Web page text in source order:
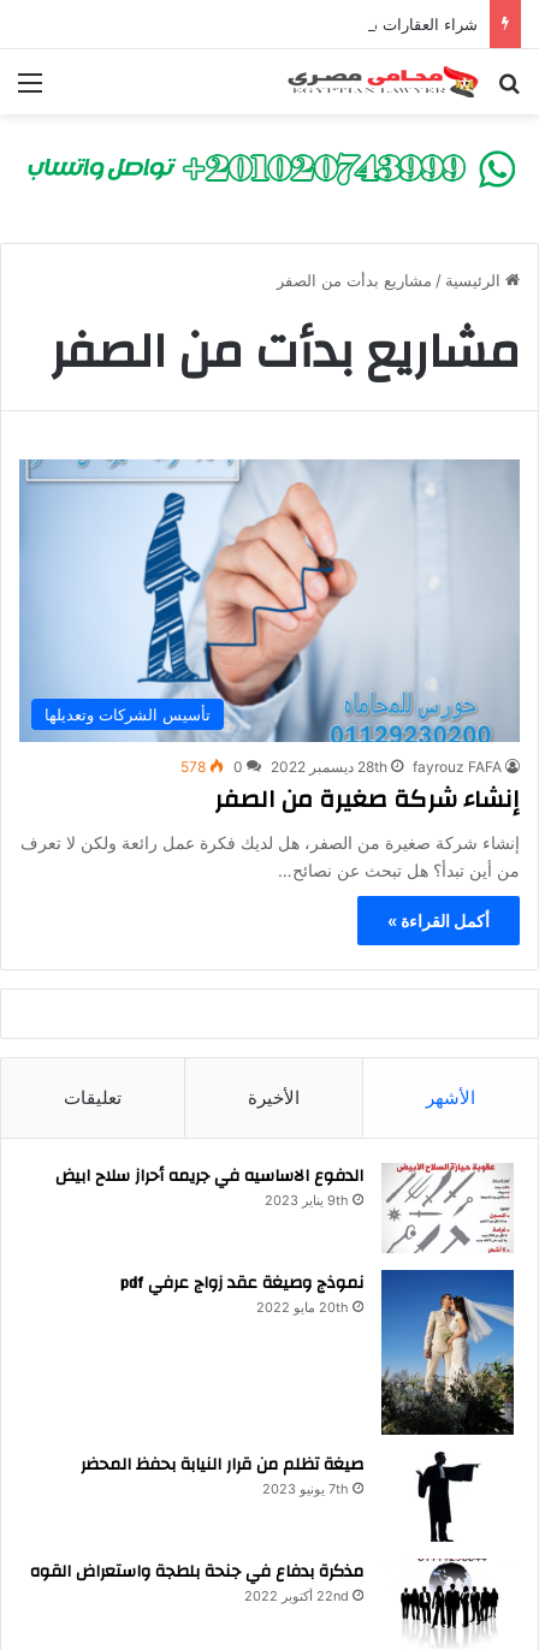
بحث عن
الرئيسية / مشاريع بدأت من الصفر
مشاريع بدأت من الصفر
تأسيس الشركات وتعديلها
fayrouz FAFA 28th ديسمبر 2022 0
578
إنشاء شركة صغيرة من الصفر
إنشاء شركة صغيرة من الصفر، هل لديك فكرة عمل رائعة ولكن لا تعرف
من أين تبدأ؟ هل تبحث عن نصائح…
أكمل القراءة »
الأشهر الأخيرة تعليقات
الدفوع الاساسيه في جريمه أحراز سلاح ابيض
9th يناير 2023
نموذج وصيغة عقد زواج عرفي pdf
20th مايو 2022
صيغة تظلم من قرار النيابة بحفظ المحضر
7th يونيو 2023
مذكرة بدفاع في جنحة بلطجة واستعراض القوه
22nd أكتوبر 2022